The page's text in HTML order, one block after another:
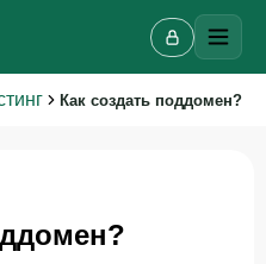
Как создать поддомен?
минут